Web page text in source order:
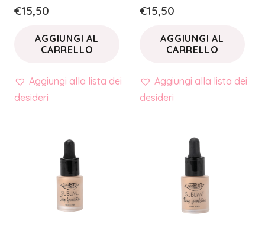
€15,50
AGGIUNGI AL
CARRELLO
Aggiungi alla lista dei
desideri
€15,50
AGGIUNGI AL
CARRELLO
Aggiungi alla lista dei
desideri